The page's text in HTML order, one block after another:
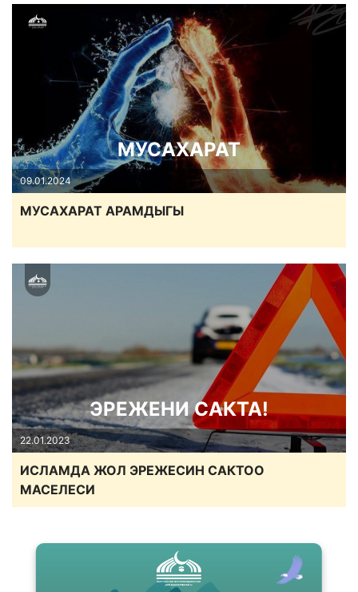
МУСАХАРАТ
09.01.2024
МУСАХАРАТ АРАМДЫГЫ
ЭРЕЖЕНИ САКТА!
22.01.2023
ИСЛАМДА ЖОЛ ЭРЕЖЕСИН САКТОО
МАСЕЛЕСИ